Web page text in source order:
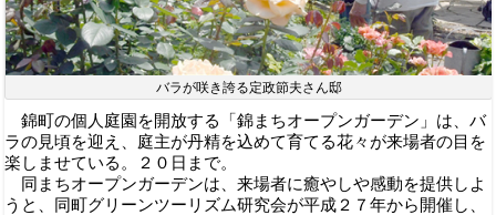
バラが咲き誇る定政節夫さん邸
錦町の個人庭園を開放する「錦まちオープンガーデン」は、バ
ラの見頃を迎え、庭主が丹精を込めて育てる花々が来場者の目を
楽しませている。２０日まで。
同まちオープンガーデンは、来場者に癒やしや感動を提供しよ
うと、同町グリーンツーリズム研究会が平成２７年から開催し、